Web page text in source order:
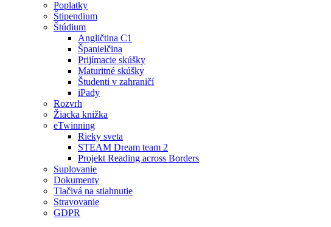
Poplatky
Štipendium
Štúdium
Angličtina C1
Španielčina
Prijímacie skúšky
Maturitné skúšky
Študenti v zahraničí
iPady
Rozvrh
Žiacka knižka
eTwinning
Rieky sveta
STEAM Dream team 2
Projekt Reading across Borders
Suplovanie
Dokumenty
Tlačivá na stiahnutie
Stravovanie
GDPR